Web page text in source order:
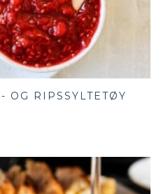
OG RIPSSYLTETØY